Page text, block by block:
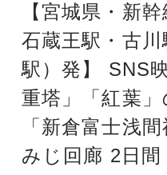
探す
す
【宮城県・新
石蔵王駅・古
駅）発】 SNS
重塔」「紅葉
「新倉富士浅
みじ回廊 2日間